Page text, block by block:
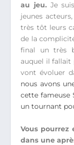
au jeu. Je
jeunes
très tôt leurs
de la
final un très
auquel il fallait
vont évoluer
nous avons
cette fameuse
un tournant
Vous pourrez
dans une